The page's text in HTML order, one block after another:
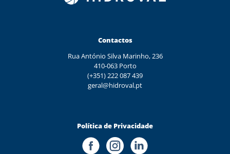
Contactos
Rua António Silva Marinho, 236
410-063 Porto
(+351) 222 087 439
geral@hidroval.pt
Política de Privacidade